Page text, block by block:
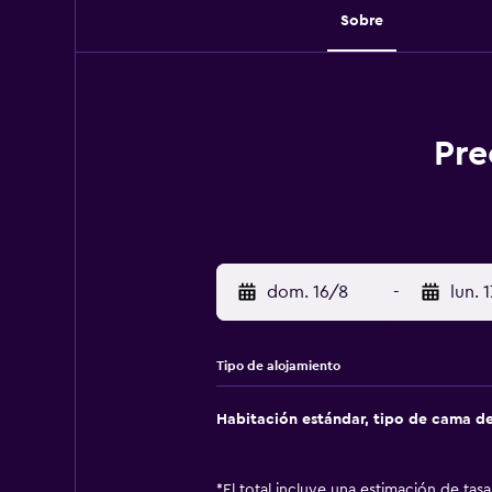
Sobre
dom. 16/8 - lun.
Tipo de alojamiento
Habitación estándar, tipo de cama